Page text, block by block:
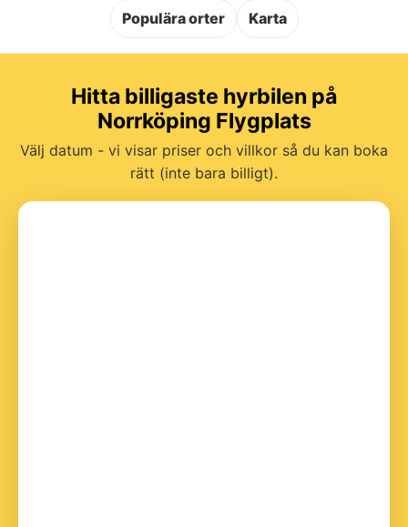
Populära orter Karta
Hitta billigaste hyrbilen på
Norrköping Flygplats
Välj datum - vi visar priser och villkor så du kan boka
rätt (inte bara billigt).